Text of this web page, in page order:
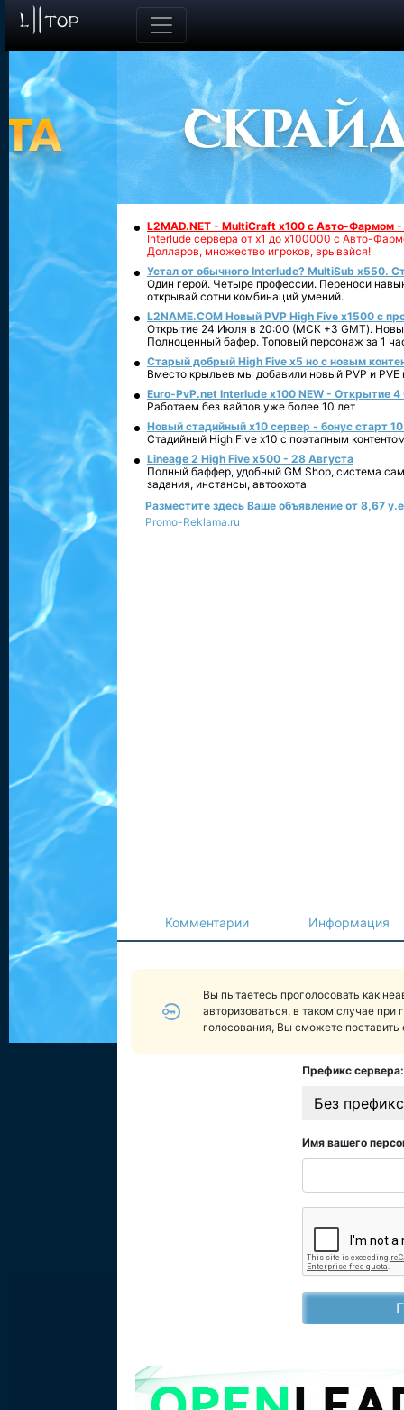
L2MAD.NET - MultiCraft x100 с Авто-Фармом
Interlude сервера от х1 до х100000 с Авто-
Долларов, множество игроков, врывайся!
Устал от обычного Interlude? MultiSub x550.
Один герой. Четыре профессии. Переноси
открывай сотни комбинаций умений.
L2NAME.COM Новый PVP High Five x1500 с
Открытие 24 Июля в 20:00 (МСК +3 GMT).
Полноценный бафер. Топовый персонаж за 1
Старый добрый High Five x5 но с новым
Вместо крыльев мы добавили новый PVP и PVE
Euro-PvP.net Interlude х100 NEW - Открытие 4
Работаем без вайпов уже более 10 лет
Новый стадийный х10 сервер - бонус старт
Стадийный High Five x10 с поэтапным
Lineage 2 High Five x500 - 28 Августа
Полный баффер, удобный GM Shop, система
задания, инстансы, автоохота
Разместите здесь Ваше объявление от 8,67
Promo-Reklama.ru
Комментарии Информация
Вы пытаетесь проголосовать как
авторизоваться, в таком случае при
голосования, Вы сможете поставить
Префикс сервера:
Без
Имя вашего